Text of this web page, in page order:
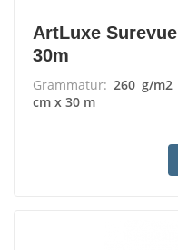
ArtLuxe
30m
Grammatur: 260 g/m2
cm x 30 m